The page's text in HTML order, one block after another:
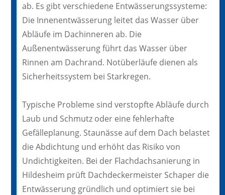
ab. Es gibt verschiedene Entwässerungssysteme:
Die Innenentwässerung leitet das Wasser über
Abläufe im Dachinneren ab. Die
Außenentwässerung führt das Wasser über
Rinnen am Dachrand. Notüberläufe dienen als
Sicherheitssystem bei Starkregen.
Typische Probleme sind verstopfte Abläufe durch
Laub und Schmutz oder eine fehlerhafte
Gefälleplanung. Staunässe auf dem Dach belastet
die Abdichtung und erhöht das Risiko von
Undichtigkeiten. Bei der Flachdachsanierung in
Hildesheim prüft Dachdeckermeister Schaper die
Entwässerung gründlich und optimiert sie bei